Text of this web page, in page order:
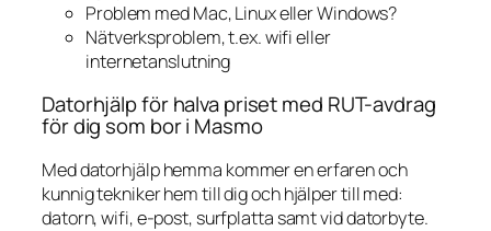
Problem med Mac, Linux eller Windows?
Nätverksproblem, t.ex. wifi eller
internetanslutning
Datorhjälp för halva priset med RUT-avdrag
för dig som bor i Masmo
Med datorhjälp hemma kommer en erfaren och
kunnig tekniker hem till dig och hjälper till med:
datorn, wifi, e-post, surfplatta samt vid datorbyte.